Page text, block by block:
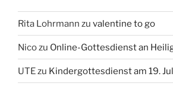
Rita Lohrmann zu valentine to go
Nicozu Online-Gottesdienst an
UTEzu Kindergottesdienst am 19.